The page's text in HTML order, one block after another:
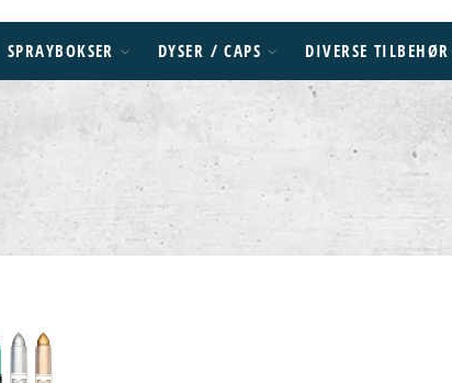
SPRAYBOKSER DYSER / CAPS DIVERSE TILBEHØR